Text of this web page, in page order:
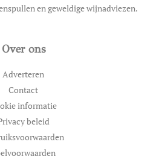
en geweldige wijnadviezen.
Over ons
Adverteren
Contact
informatie
beleid